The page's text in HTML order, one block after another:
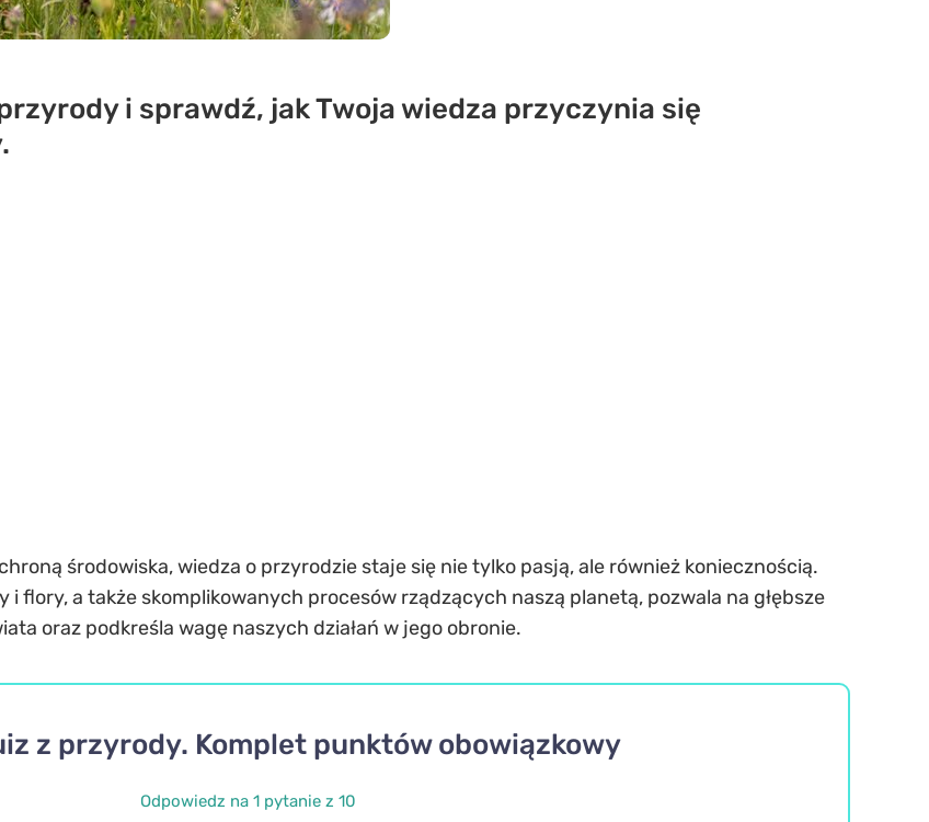
i sprawdź, jak Twoja wiedza przyczynia się
środowiska, wiedza o przyrodzie staje się nie tylko pasją, ale również koniecznością.
flory, a także skomplikowanych procesów rządzących naszą planetą, pozwala na głębsze
oraz podkreśla wagę naszych działań w jego obronie.
z przyrody. Komplet punktów obowiązkowy
Odpowiedz na 1 pytanie z 10